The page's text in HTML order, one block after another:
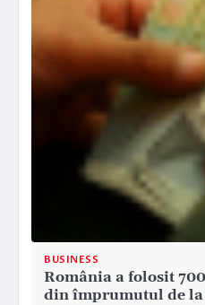
BUSINESS
România a folosit
din împrumutul de